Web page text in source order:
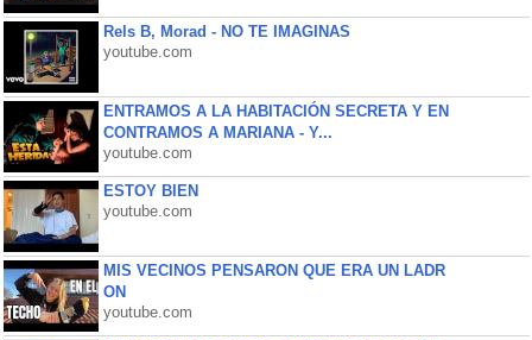
Rels B, Morad - NO TE IMAGINAS
youtube.com
ENTRAMOS A LA HABITACIÓN SECRETA Y EN
CONTRAMOS A MARIANA - Y...
youtube.com
ESTOY BIEN
youtube.com
MIS VECINOS PENSARON QUE ERA UN LADR
ON
youtube.com